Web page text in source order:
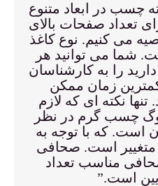
در ابعاد متنوع
تعداد صفحات بالای
می کنیم. نوع کاغذ
شما می توانید هر
را به کارشناسان
کمترین زمان ممکن
تنها نکته ای که لازم
چسب گرم در نظر
است. که با توجه به
متغییر است. صحافی
مناسب تعداد
است.”